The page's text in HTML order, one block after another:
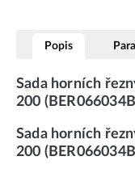
Popis
Sada horních
200
Sada horních
200